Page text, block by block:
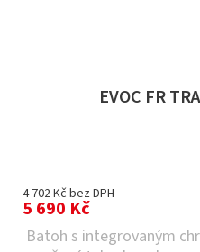
EVOC FR
4 702 Kč bez DPH
5 690 Kč
Batoh s integrovaným